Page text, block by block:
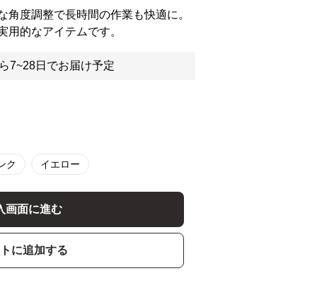
角度調整で長時間の作業も快適に。
用的なアイテムです。
7~28日でお届け予定
ク イエロー
画面に進む
に追加する